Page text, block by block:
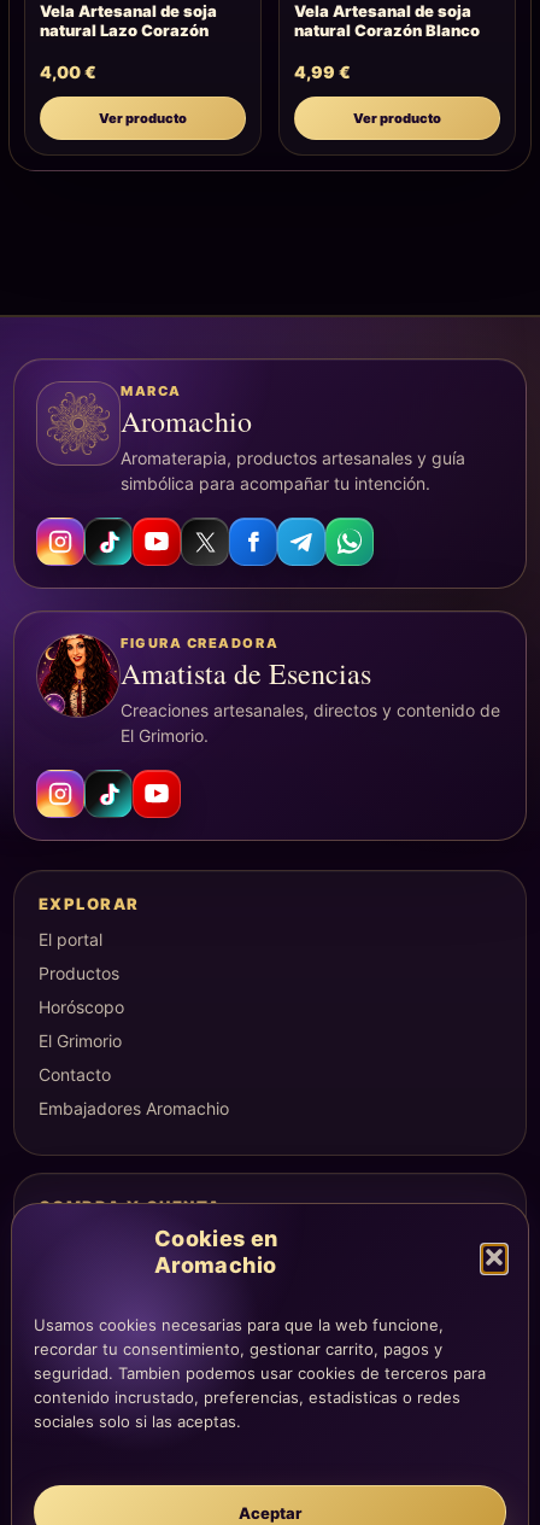
Cookies en
Aromachio
Usamos cookies necesarias para que la web funcione,
recordar tu consentimiento, gestionar carrito, pagos y
seguridad. Tambien podemos usar cookies de terceros para
contenido incrustado, preferencias, estadisticas o redes
sociales solo si las aceptas.
Aceptar
Vela Artesanal de soja
natural Lazo Corazón
4,00€
Ver producto
Vela Artesanal de soja
natural Corazón Blanco
4,99 €
Ver producto
MARCA
Aromachio
Aromaterapia, productos artesanales y guía
simbólica para acompañar tu intención.
FIGURA CREADORA
Amatista de Esencias
Creaciones artesanales, directos y contenido de
El Grimorio.
EXPLORAR
El portal
Productos
Horóscopo
El Grimorio
Contacto
Embajadores Aromachio
COMPRA Y CUENTA
Condiciones de compra
Envíos y devoluciones